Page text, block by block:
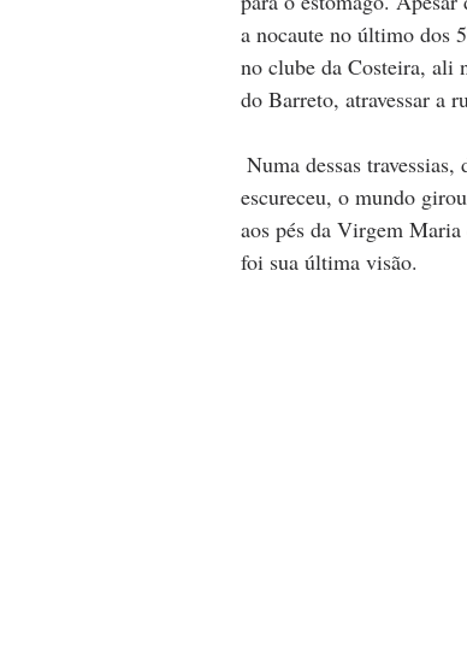
a nocaute no último dos
no clube da Costeira, ali
do Barreto, atravessar a
escureceu, o mundo
aos pés da Virgem Maria
foi sua última visão.